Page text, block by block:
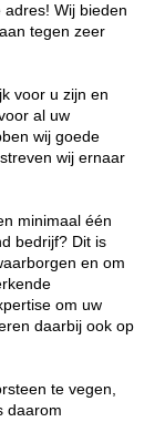
adres! Wij bieden
tegen zeer
voor u zijn en
al uw
wij goede
wij ernaar
minimaal één
bedrijf? Dit is
en om
om uw
daarbij ook op
te vegen,
daarom